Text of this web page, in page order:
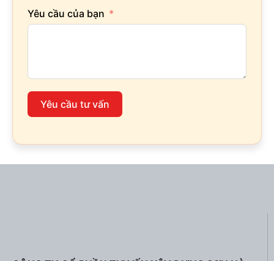
Yêu cầu của bạn
Yêu cầu tư vấn